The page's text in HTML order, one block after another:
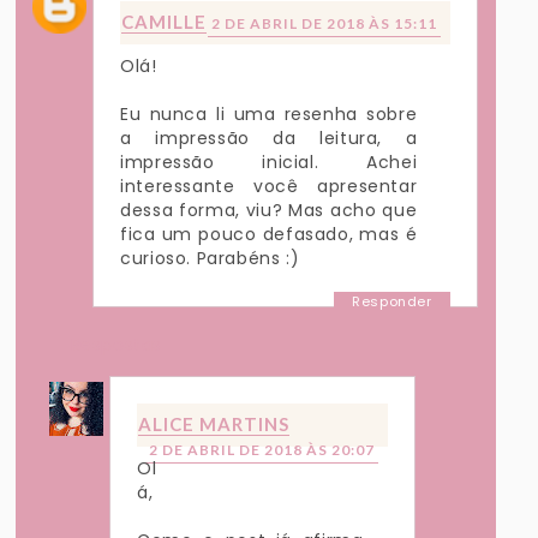
CAMILLE 2 DE ABRIL DE 2018 ÀS 15:11
Olá!
Eu nunca li uma resenha sobre
a impressão da leitura, a
impressão inicial. Achei
interessante você apresentar
dessa forma, viu? Mas acho que
fica um pouco defasado, mas é
curioso. Parabéns :)
Responder
ALICE MARTINS
2 DE ABRIL DE 2018 ÀS 20:07
Ol
á,